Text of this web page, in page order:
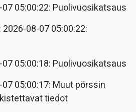
07 05:00:22: Puolivuosikatsaus
: 2026-08-07 05:00:22:
07 05:00:18: Puolivuosikatsaus
05:00:17: Muut pörssin
tiedot